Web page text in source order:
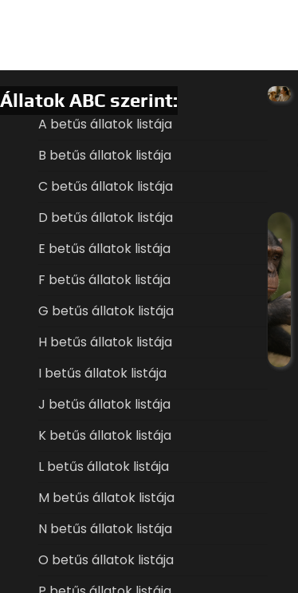
Állatok ABC szerint:
A betűs állatok listája
B betűs állatok listája
C betűs állatok listája
D betűs állatok listája
E betűs állatok listája
F betűs állatok listája
G betűs állatok listája
H betűs állatok listája
I betűs állatok listája
J betűs állatok listája
K betűs állatok listája
L betűs állatok listája
M betűs állatok listája
N betűs állatok listája
O betűs állatok listája